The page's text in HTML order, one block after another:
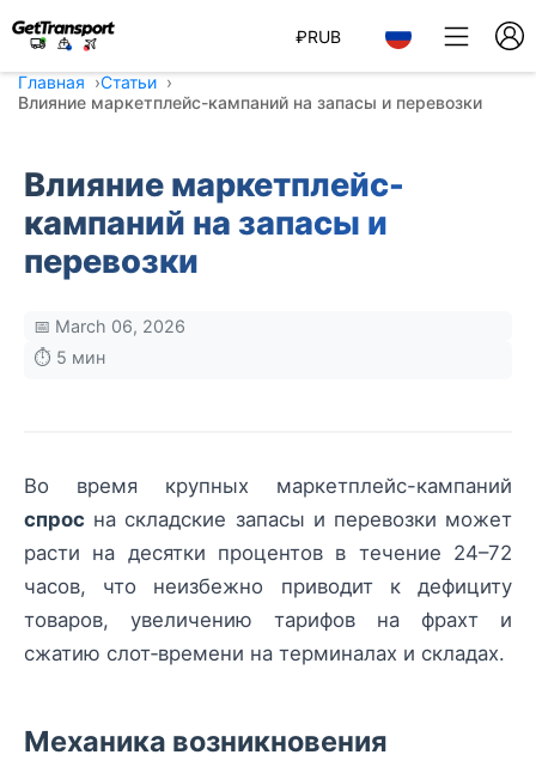
₽RUB
Главная
Статьи
Влияние маркетплейс-кампаний на запасы и перевозки
Влияние маркетплейс-
кампаний на запасы и
перевозки
📅 March 06, 2026
⏱️ 5 мин
Во время крупных маркетплейс-кампаний
спрос на складские запасы и перевозки может
расти на десятки процентов в течение 24–72
часов, что неизбежно приводит к дефициту
товаров, увеличению тарифов на фрахт и
сжатию слот‑времени на терминалах и складах.
Механика возникновения